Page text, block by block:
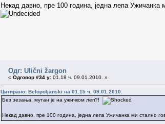
Некад давно, пре 100 година, једна лепа Ужичанка
Одг: Ulični žargon
« Одговор #34 у: 01.18 ч. 09.01.2010. »
Цитирано: Belopoljanski на 01.15 ч. 09.01.2010.
Без зезања, мутан је на ужичком леп?!
Некад давно, пре 100 година, једна лепа Ужичанка ми стално